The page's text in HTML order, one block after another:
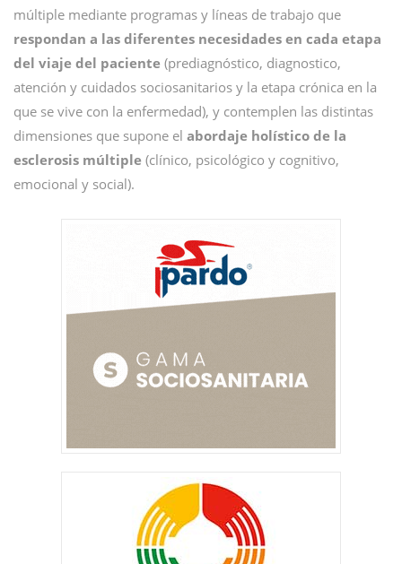
múltiple mediante programas y líneas de trabajo que
respondan a las diferentes necesidades en cada etapa
del viaje del paciente (prediagnóstico, diagnostico,
atención y cuidados sociosanitarios y la etapa crónica en la
que se vive con la enfermedad), y contemplen las distintas
dimensiones que supone el abordaje holístico de la
esclerosis múltiple (clínico, psicológico y cognitivo,
emocional y social).